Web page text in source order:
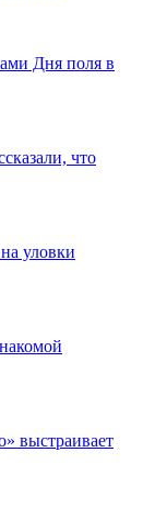
Дня поля в
что
уловки
выстраивает